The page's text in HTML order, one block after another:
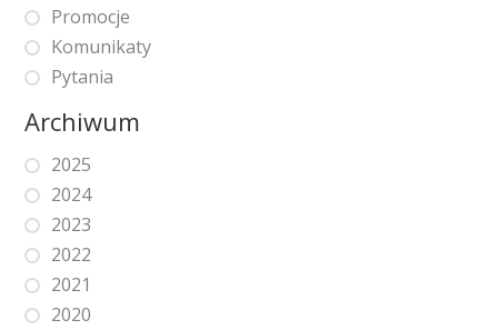
Promocje
Komunikaty
Pytania
Archiwum
2025
2024
2023
2022
2021
2020